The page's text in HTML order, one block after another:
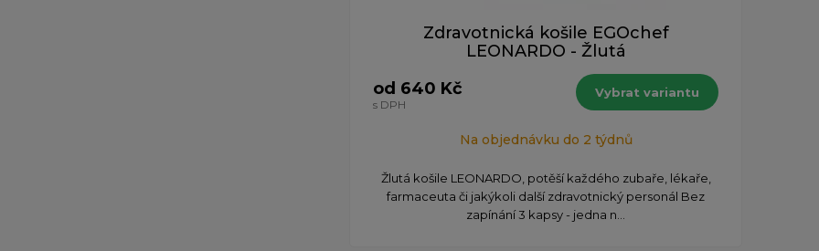
Zdravotnická košile EGOchef
LEONARDO - Žlutá
od 640 Kč
s DPH
Vybrat variantu
Na objednávku do 2 týdnů
Žlutá košile LEONARDO, potěší každého zubaře, lékaře,
farmaceuta či jakýkoli další zdravotnický personál Bez
zapínání 3 kapsy - jedna n...